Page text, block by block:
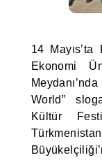
14
Ekonomi
World”
Kültür